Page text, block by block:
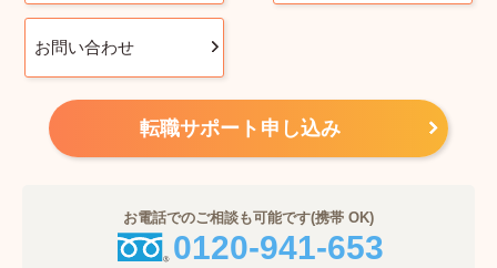
お問い合わせ
転職サポート申し込み
お電話でのご相談も可能です(携帯 OK)
0120-941-653